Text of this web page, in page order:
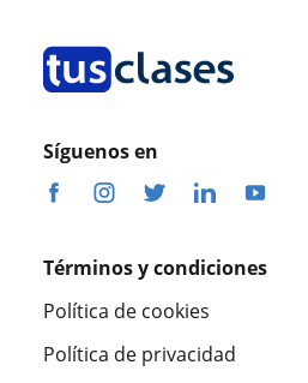
Síguenos en
Términos y condiciones
Política de cookies
Política de privacidad